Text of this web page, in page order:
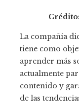
La compañía
tiene como
aprender más
actualmente
contenido y
de las